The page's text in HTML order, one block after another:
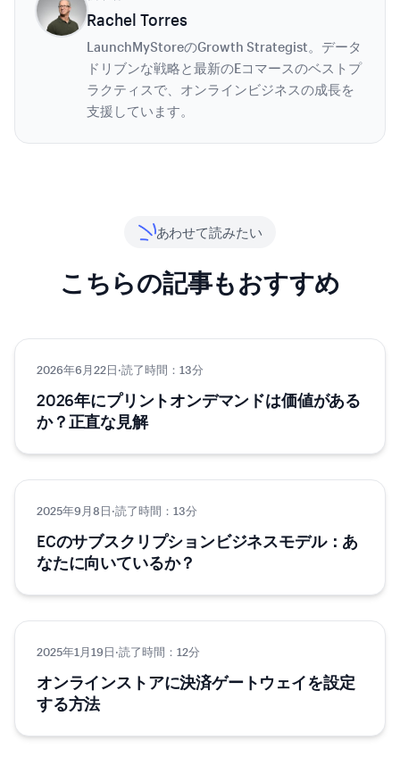
Rachel Torres
LaunchMyStoreのGrowth Strategist。データ
ドリブンな戦略と最新のEコマースのベストプ
ラクティスで、オンラインビジネスの成長を
支援しています。
あわせて読みたい
こちらの記事もおすすめ
EC
2026年6月22日·読了時間：13分
2026年にプリントオンデマンドは価値がある
か？正直な見解
EC・ネットショップ
2025年9月8日·読了時間：13分
ECのサブスクリプションビジネスモデル：あ
なたに向いているか？
Eコマース
2025年1月19日·読了時間：12分
オンラインストアに決済ゲートウェイを設定
する方法